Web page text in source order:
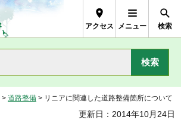
県Nagano Prefecture
アクセス メニュー 検索
> 道路整備 > リニアに関連した道路整備箇所について
更新日：2014年10月24日